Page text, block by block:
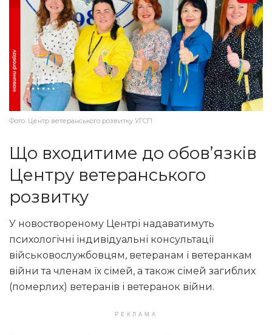
Фото: Центр ветеранського розвитку УГСП
Що входитиме до обов’язків
Центру ветеранського
розвитку
У новоствореному Центрі надаватимуть
психологічні індивідуальні консультації
військовослужбовцям, ветеранам і ветеранкам
війни та членам їх сімей, а також сімей загиблих
(померлих) ветеранів і ветеранок війни.
РЕКЛАМА